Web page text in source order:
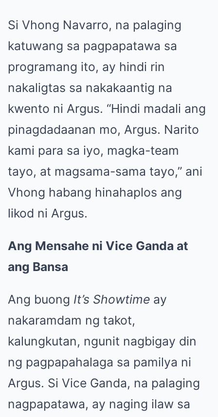
Si Vhong Navarro, na palaging
katuwang sa pagpapatawa sa
programang ito, ay hindi rin
nakaligtas sa nakakaantig na
kwento ni Argus. “Hindi madali ang
pinagdadaanan mo, Argus. Narito
kami para sa iyo, magka-team
tayo, at magsama-sama tayo,” ani
Vhong habang hinahaplos ang
likod ni Argus.
Ang Mensahe ni Vice Ganda at
ang Bansa
Ang buong It’s Showtime ay
nakaramdam ng takot,
kalungkutan, ngunit nagbigay din
ng pagpapahalaga sa pamilya ni
Argus. Si Vice Ganda, na palaging
nagpapatawa, ay naging ilaw sa